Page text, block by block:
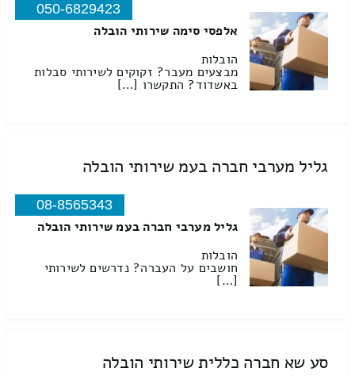
050-6829423
אלפסי סימה שירותי הובלה
הובלות
מבצעים מעבר? זקוקים לשירותי סבלות
באשדוד? התקשרו […]
גליל מערבי חברה בעמ שירותי הובלה
08-8565343
גליל מערבי חברה בעמ שירותי הובלה
הובלות
חושבים על העברה? נדרשים לשירותי
[…]
סע שא חברה כללית שירותי הובלה